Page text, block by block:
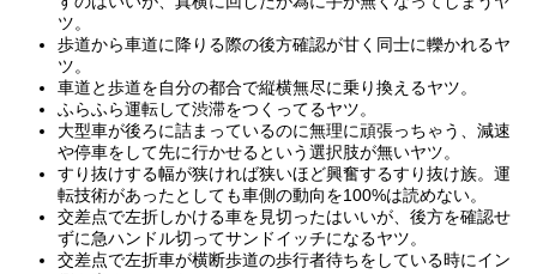
ツ。
歩道から車道に降りる際の後方確認が甘く同士に轢かれるヤ
ツ。
車道と歩道を自分の都合で縦横無尽に乗り換えるヤツ。
ふらふら運転して渋滞をつくってるヤツ。
大型車が後ろに詰まっているのに無理に頑張っちゃう、減速
や停車をして先に行かせるという選択肢が無いヤツ。
すり抜けする幅が狭ければ狭いほど興奮するすり抜け族。運
転技術があったとしても車側の動向を100%は読めない。
交差点で左折しかける車を見切ったはいいが、後方を確認せ
ずに急ハンドル切ってサンドイッチになるヤツ。
交差点で左折車が横断歩道の歩行者待ちをしている時にイン